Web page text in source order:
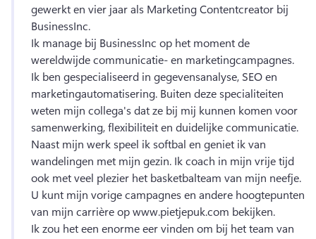
gewerkt en vier jaar als Marketing Contentcreator bij
BusinessInc.
Ik manage bij BusinessInc op het moment de
Ik ben gespecialiseerd in gegevensanalyse, SEO en
marketingautomatisering. Buiten deze specialiteiten
weten mijn collega's dat ze bij mij kunnen komen voor
samenwerking, flexibiliteit en duidelijke communicatie.
Naast mijn werk speel ik softbal en geniet ik van
wandelingen met mijn gezin. Ik coach in mijn vrije tijd
ook met veel plezier het basketbalteam van mijn neefje.
U kunt mijn vorige campagnes en andere hoogtepunten
van mijn carrière op www.pietjepuk.com bekijken.
Ik zou het een enorme eer vinden om bij het team van